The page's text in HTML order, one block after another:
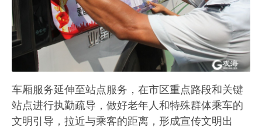
车厢服务延伸至站点服务，在市区重点路段和关键
站点进行执勤疏导，做好老年人和特殊群体乘车的
文明引导，拉近与乘客的距离，形成宣传文明出